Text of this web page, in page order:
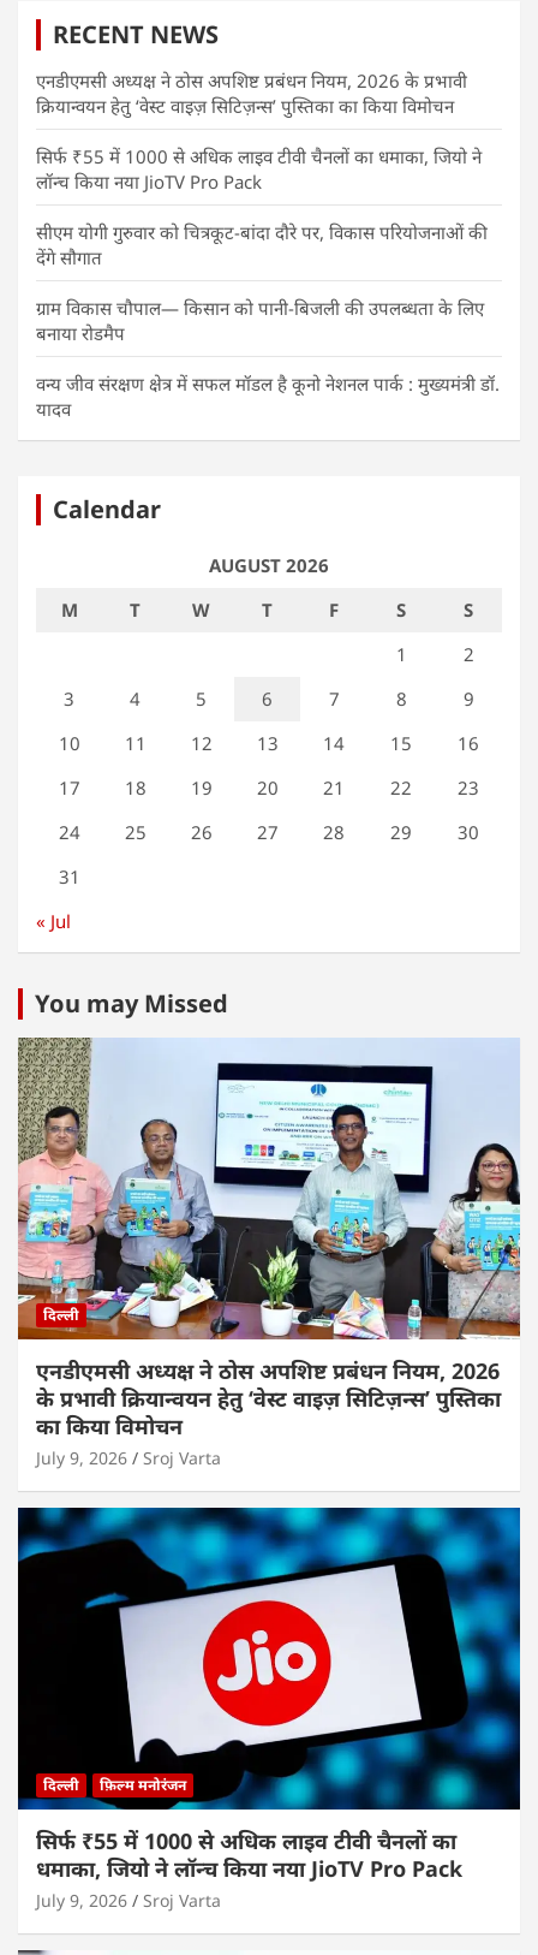
RECENT NEWS
एनडीएमसी अध्यक्ष ने ठोस अपशिष्ट प्रबंधन नियम, 2026 के प्रभावी
क्रियान्वयन हेतु ‘वेस्ट वाइज़ सिटिज़न्स’ पुस्तिका का किया विमोचन
सिर्फ ₹55 में 1000 से अधिक लाइव टीवी चैनलों का धमाका, जियो ने
लॉन्च किया नया JioTV Pro Pack
सीएम योगी गुरुवार को चित्रकूट-बांदा दौरे पर, विकास परियोजनाओं की
देंगे सौगात
ग्राम विकास चौपाल— किसान को पानी-बिजली की उपलब्धता के लिए
बनाया रोडमैप
वन्य जीव संरक्षण क्षेत्र में सफल मॉडल है कूनो नेशनल पार्क : मुख्यमंत्री डॉ.
यादव
Calendar
AUGUST 2026
M
T W T F S
S
1
2
3
4 5 6 7 8
9
10
11 12 13 14 15
16
17
18 19 20 21 22
23
24
25 26 27 28 29
30
31
« Jul
You may Missed
दिल्ली
एनडीएमसी अध्यक्ष ने ठोस अपशिष्ट प्रबंधन नियम, 2026
के प्रभावी क्रियान्वयन हेतु ‘वेस्ट वाइज़ सिटिज़न्स’ पुस्तिका
का किया विमोचन
July 9, 2026 Sroj Varta
दिल्ली फ़िल्म मनोरंजन
सिर्फ ₹55 में 1000 से अधिक लाइव टीवी चैनलों का
धमाका, जियो ने लॉन्च किया नया JioTV Pro Pack
July 9, 2026 Sroj Varta